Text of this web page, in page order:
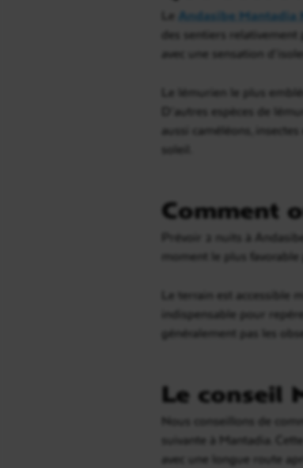
Le Andasibe Mantadia
des sentiers
avec une sensation
Le lémurien le plus
D’autres espèces de
aussi caméléons,
soleil.
Comment
Prévoir 2 nuits à
moment le plus favorable
Le terrain est
indispensable pour
généralement pas les
Le conseil
Nous conseillons de
suivante à Mantadia.
avec une longue route